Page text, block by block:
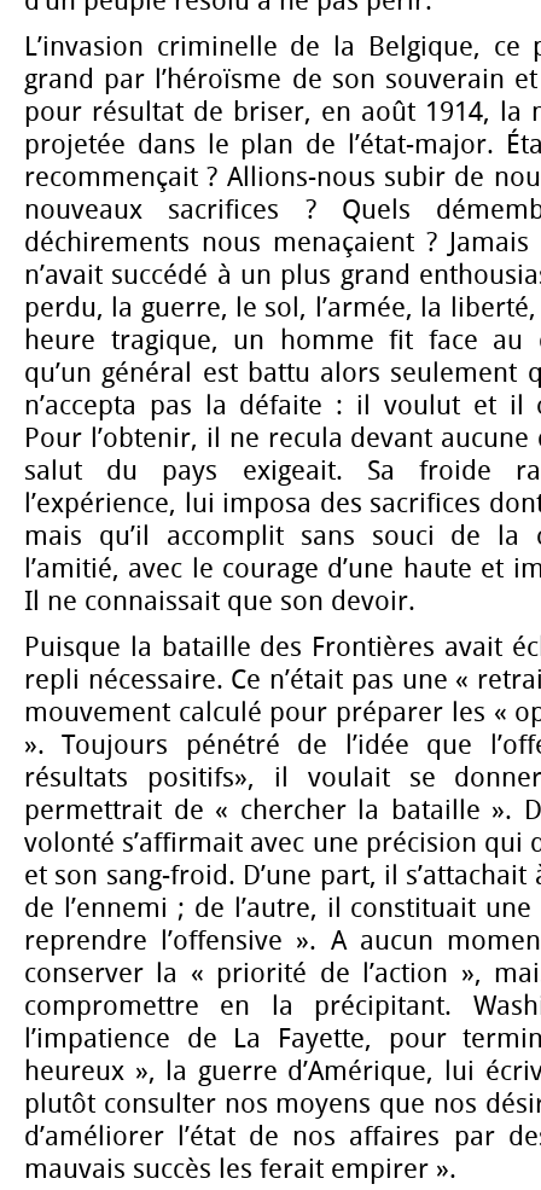
L’invasion criminelle de la Belgique,
grand par l’héroïsme de son souverain
pour résultat de briser, en août 1914, la
projetée dans le plan de l’état-major.
recommençait ? Allions-nous subir de
nouveaux sacrifices ? Quels
déchirements nous menaçaient ?
n’avait succédé à un plus grand
perdu, la guerre, le sol, l’armée, la
heure tragique, un homme fit face au
qu’un général est battu alors seulement
n’accepta pas la défaite : il voulut et il
Pour l’obtenir, il ne recula devant
salut du pays exigeait. Sa froide
l’expérience, lui imposa des sacrifices
mais qu’il accomplit sans souci de la
l’amitié, avec le courage d’une haute et
Il ne connaissait que son devoir.
Puisque la bataille des Frontières avait
repli nécessaire. Ce n’était pas une «
mouvement calculé pour préparer les «
». Toujours pénétré de l’idée que
résultats positifs», il voulait se
permettrait de « chercher la bataille ».
volonté s’affirmait avec une précision qui
et son sang-froid. D’une part, il
de l’ennemi ; de l’autre, il constituait
reprendre l’offensive ». A aucun
conserver la « priorité de l’action »,
compromettre en la précipitant.
l’impatience de La Fayette, pour
heureux », la guerre d’Amérique, lui
plutôt consulter nos moyens que nos
d’améliorer l’état de nos affaires par
mauvais succès les ferait empirer ».